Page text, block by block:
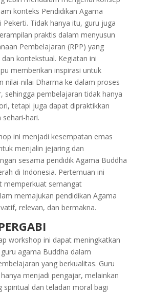
konteks Pendidikan Agama
Pekerti. Tidak hanya itu, guru juga
praktis dalam menyusun
Pembelajaran (RPP) yang
kontekstual. Kegiatan ini
memberikan inspirasi untuk
nilai-nilai Dharma ke dalam proses
sehingga pembelajaran tidak hanya
tetapi juga dapat dipraktikkan
sehari-hari.
ini menjadi kesempatan emas
menjalin jejaring dan
sesama pendidik Agama Buddha
di Indonesia. Pertemuan ini
memperkuat semangat
memajukan pendidikan Agama
relevan, dan bermakna.
workshop ini dapat meningkatkan
agama Buddha dalam
yang berkualitas. Guru
menjadi pengajar, melainkan
spiritual dan teladan moral bagi